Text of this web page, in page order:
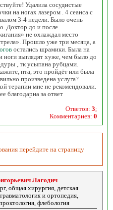
Удалила сосудистые
на ногах лазером . 4 сеанса с
3-4 недели. Было очень
Доктор до и после
не охлаждал место
Прошло уже три месяца, а
остались шрамики. Была на
ноги выглядят хуже, чем было до
, тк усыпана рубцами.
пта, это пройдёт или была
произведена услуга?
терапии мне не рекомендовали.
благодарна за ответ
Ответов: 3;
Комментариев: 0
перейдите на страницу
Лагодич
общая хирургия, детская
и ортопедия,
флебология